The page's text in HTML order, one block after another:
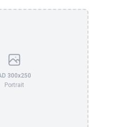
300x250
Portrait